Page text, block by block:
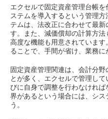
エクセルで固定資産管理台帳
ステムを導入するという管理
テムは、法改正に合わせて最
す。また、減価償却の計算方
高度な機能も用意されていま
ることで、手間が省け、業務に
固定資産管理関連は、会計分
とが多く、エクセルで管理し
びに自身で調整を行わなけれ
界があるという場合には、シ
う。